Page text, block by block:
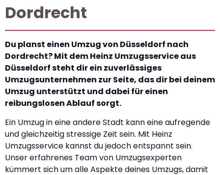
Dordrecht
Du planst einen Umzug von Düsseldorf nach
Dordrecht? Mit dem Heinz Umzugsservice aus
Düsseldorf steht dir ein zuverlässiges
Umzugsunternehmen zur Seite, das dir bei deinem
Umzug unterstützt und dabei für einen
reibungslosen Ablauf sorgt.
Ein Umzug in eine andere Stadt kann eine aufregende
und gleichzeitig stressige Zeit sein. Mit Heinz
Umzugsservice kannst du jedoch entspannt sein.
Unser erfahrenes Team von Umzugsexperten
kümmert sich um alle Aspekte deines Umzugs, damit